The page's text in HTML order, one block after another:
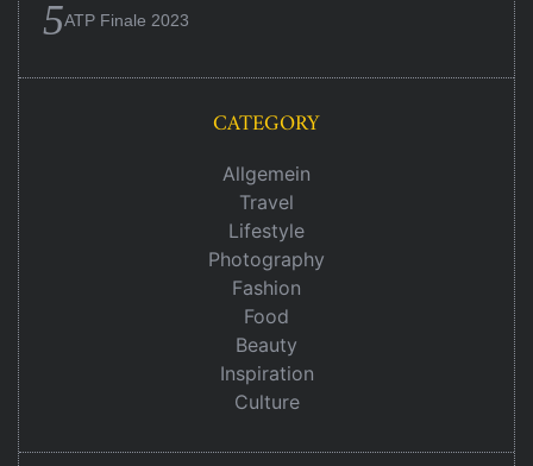
ATP Finale 2023
CATEGORY
Allgemein
Travel
Lifestyle
Photography
Fashion
Food
Beauty
Inspiration
Culture